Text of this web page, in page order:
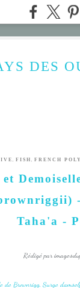
DES
, FISH , FRENCH
Taha'a -
Rédigé par